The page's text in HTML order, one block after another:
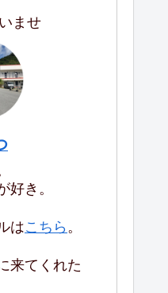
ませ
好き。
はこちら 。
来てくれた